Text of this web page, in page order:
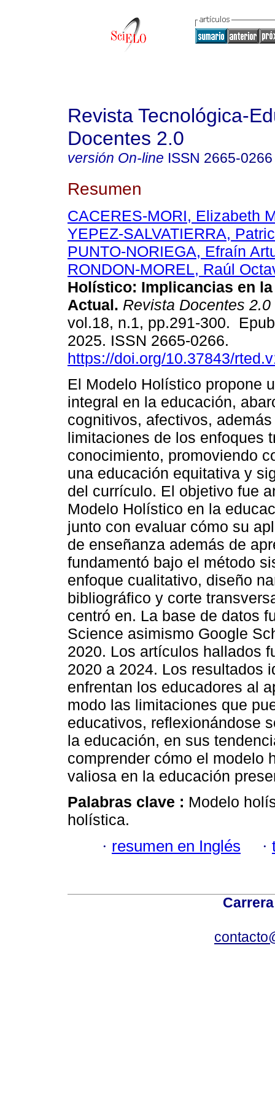
Revista Tecnológica-
Docentes 2.0
versión On-line ISSN 2665-0266
Resumen
CACERES-MORI, Elizabeth
YEPEZ-SALVATIERRA,
PUNTO-NORIEGA, Efraín
RONDON-MOREL, Raúl
Holístico: Implicancias en
Actual. Revista Docentes 2.0
vol.18, n.1, pp.291-300.
2025. ISSN 2665-0266.
https://doi.org/10.37843/
El Modelo Holístico propone
integral en la educación,
cognitivos, afectivos,
limitaciones de los enfoques
conocimiento, promoviendo
una educación equitativa y
del currículo. El objetivo fue
Modelo Holístico en la
junto con evaluar cómo su
de enseñanza además de
fundamentó bajo el método
enfoque cualitativo, diseño
bibliográfico y corte
centró en. La base de datos
Science asimismo Google
2020. Los artículos hallados
2020 a 2024. Los resultados
enfrentan los educadores al
modo las limitaciones que
educativos, reflexionándose
la educación, en sus
comprender cómo el modelo
valiosa en la educación
Palabras clave : Modelo
holística.
· resumen en Inglés ·